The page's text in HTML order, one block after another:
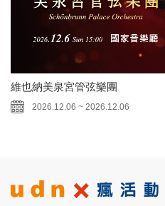
維也納美泉宮管弦樂團
2026.12.06 ~ 2026.12.06